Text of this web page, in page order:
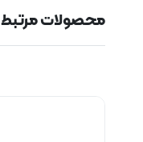
محصولات مرتبط